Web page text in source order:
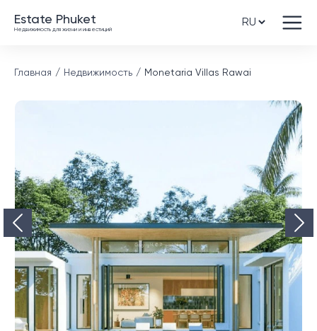
Estate Phuket
Недвижимость для жизни и инвестиций
Главная Недвижимость Monetaria Villas Rawai